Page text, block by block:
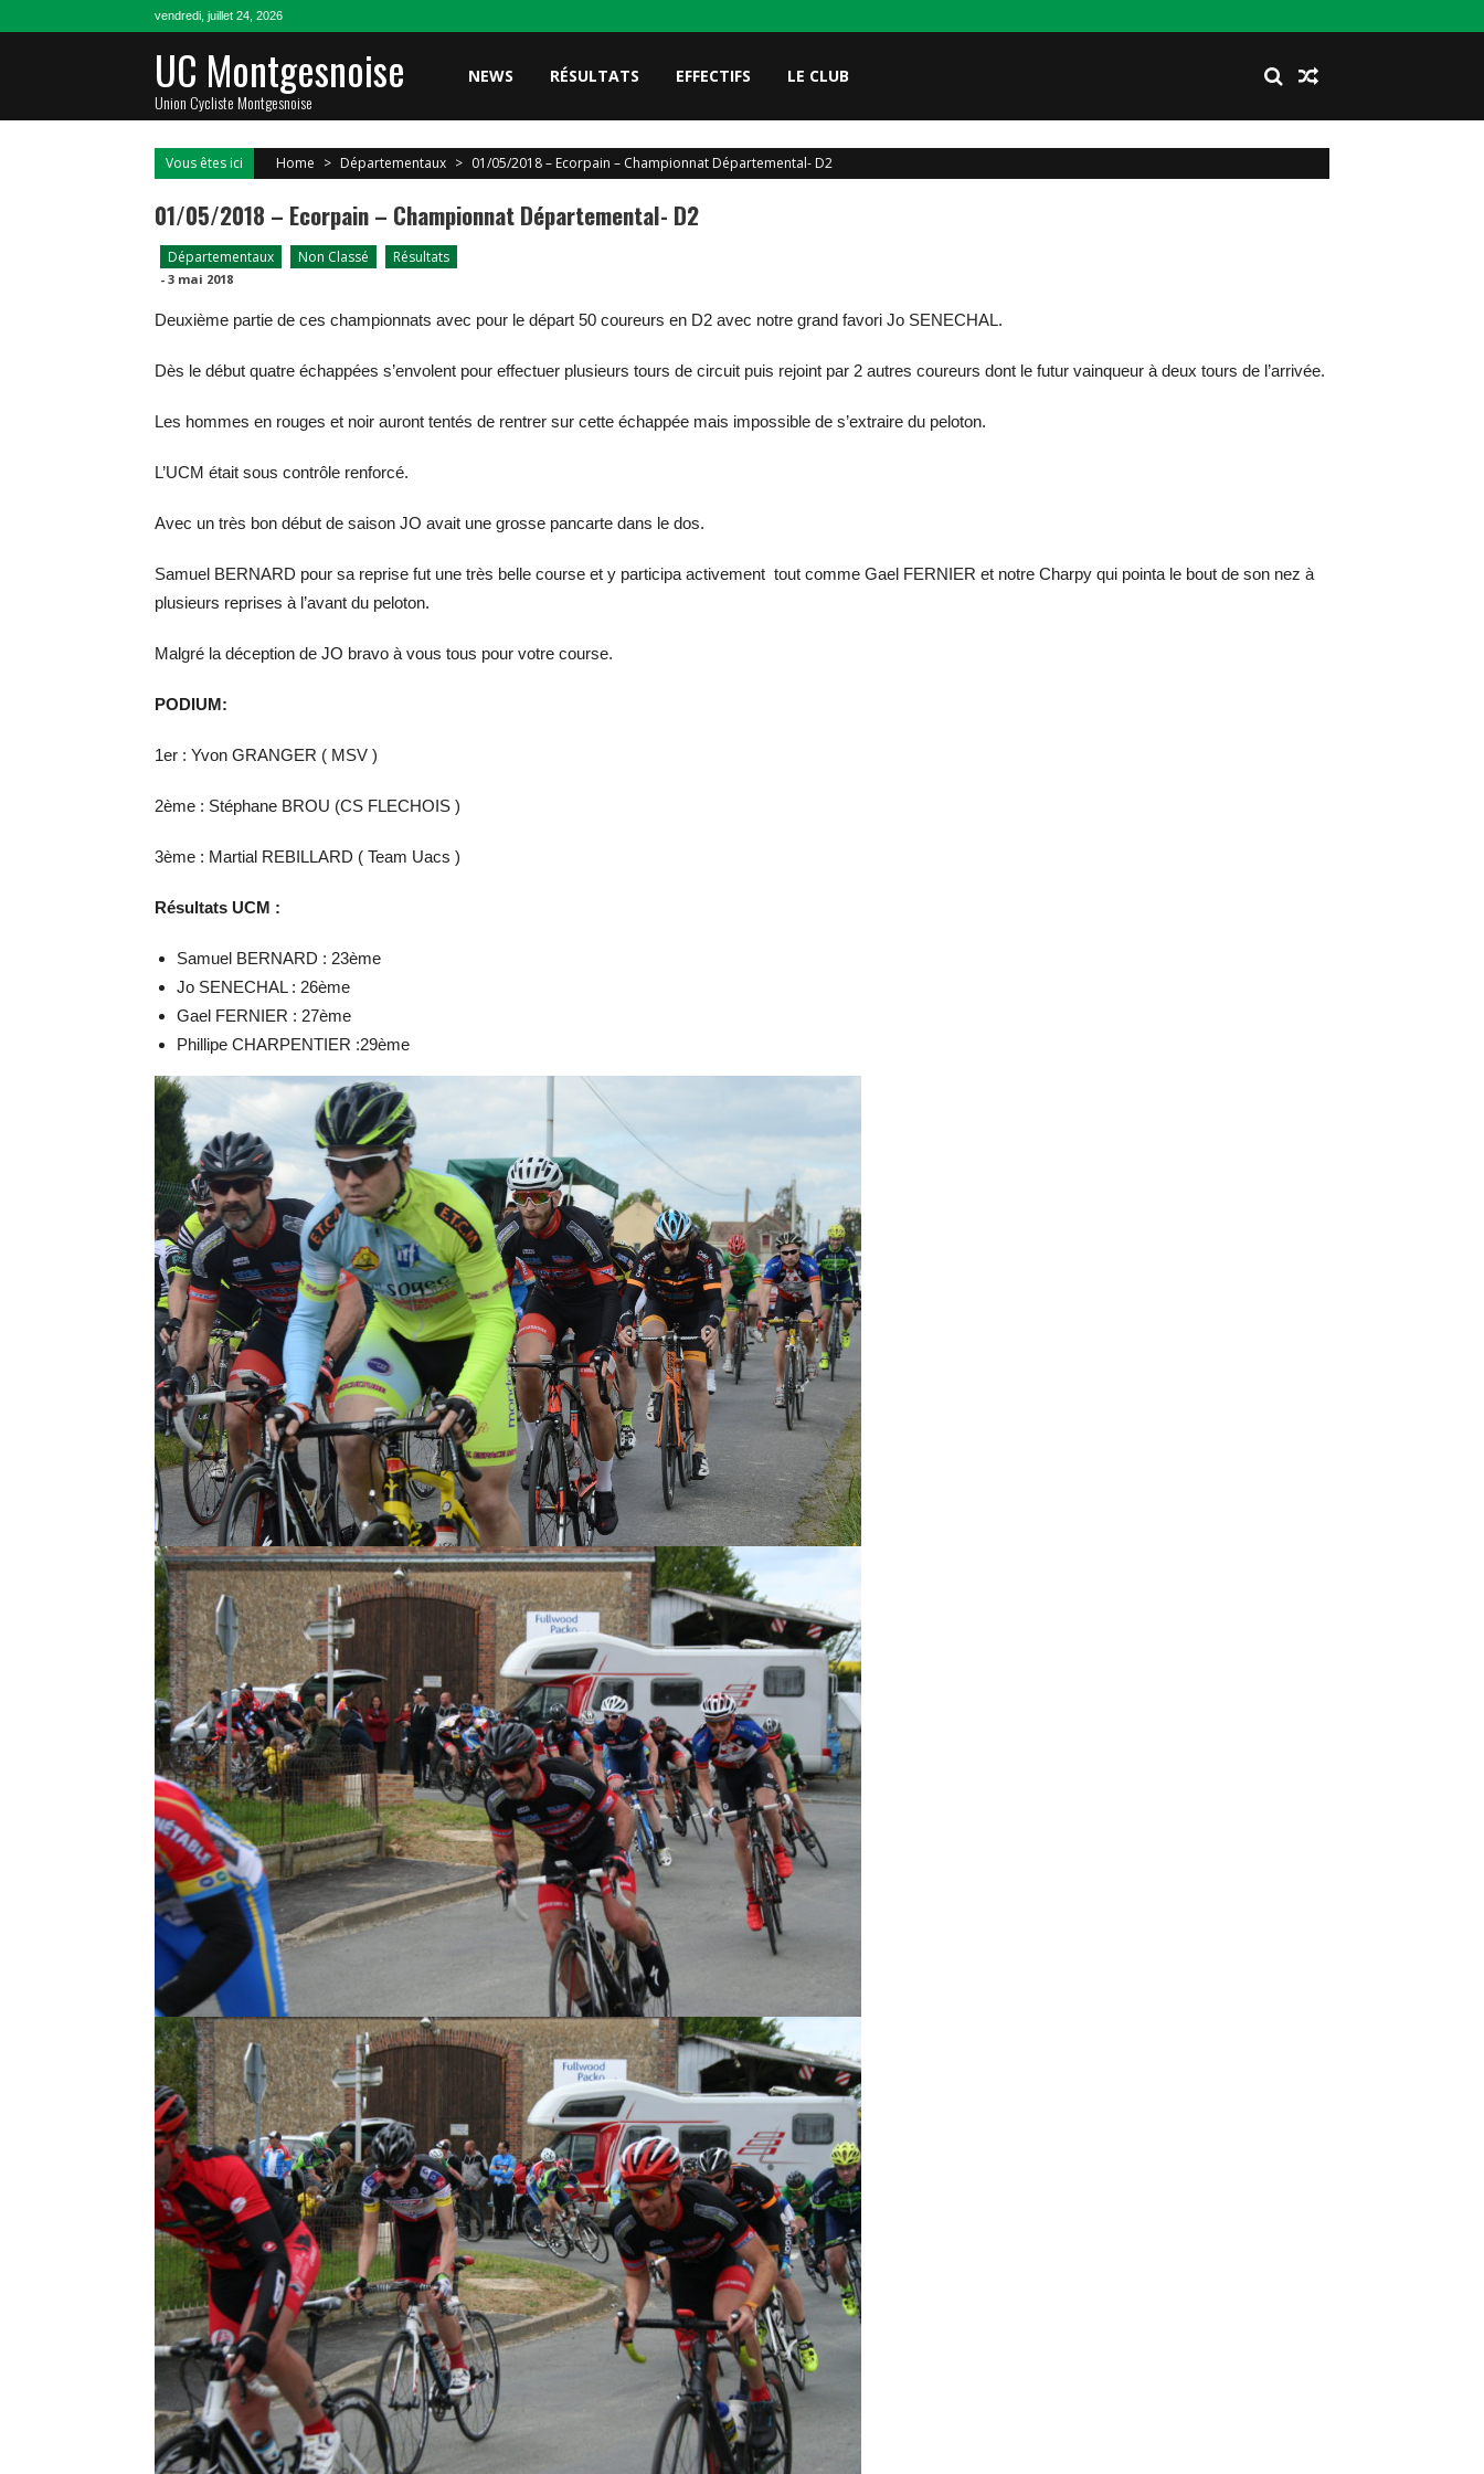
vendredi, juillet 24, 2026
UC Montgesnoise
Union Cycliste Montgesnoise
NEWS RÉSULTATS EFFECTIFS LE CLUB
Vous êtes ici Home > Départementaux > 01/05/2018 – Ecorpain – Championnat Départemental- D2
01/05/2018 – Ecorpain – Championnat Départemental- D2
Départementaux Non Classé Résultats
- 3 mai 2018
Deuxième partie de ces championnats avec pour le départ 50 coureurs en D2 avec notre grand favori Jo SENECHAL.
Dès le début quatre échappées s’envolent pour effectuer plusieurs tours de circuit puis rejoint par 2 autres coureurs dont le futur vainqueur à deux tours de l’arrivée.
Les hommes en rouges et noir auront tentés de rentrer sur cette échappée mais impossible de s’extraire du peloton.
L’UCM était sous contrôle renforcé.
Avec un très bon début de saison JO avait une grosse pancarte dans le dos.
Samuel BERNARD pour sa reprise fut une très belle course et y participa activement tout comme Gael FERNIER et notre Charpy qui pointa le bout de son nez à
plusieurs reprises à l’avant du peloton.
Malgré la déception de JO bravo à vous tous pour votre course.
PODIUM:
1er : Yvon GRANGER ( MSV )
2ème : Stéphane BROU (CS FLECHOIS )
3ème : Martial REBILLARD ( Team Uacs )
Résultats UCM :
Samuel BERNARD : 23ème
Jo SENECHAL : 26ème
Gael FERNIER : 27ème
Phillipe CHARPENTIER :29ème